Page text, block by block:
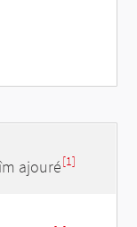
ajouré[1]